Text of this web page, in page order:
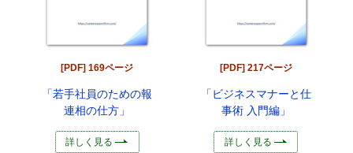
[PDF] 169ページ
「若手社員のための報
連相の仕方」
詳しく見る
[PDF] 217ページ
「ビジネスマナーと仕
事術 入門編」
詳しく見る